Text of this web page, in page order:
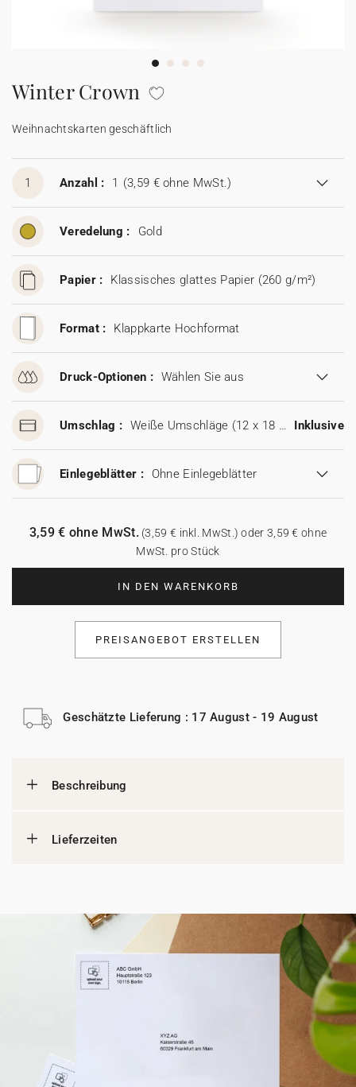
Aufkleber
Winter Crown
Weihnachtskarten geschäftlich
1 Anzahl : 1 (3,59 € ohne MwSt.)
Veredelung : Gold
Papier : Klassisches glattes Papier (260 g/m²)
Format : Klappkarte Hochformat
Druck-Optionen : Wählen Sie aus
Umschlag : Weiße Umschläge (12 x 18 cm) Inklusive
Einlegeblätter : Ohne Einlegeblätter
IN DEN WARENKORB
3,59 € ohne MwSt.(3,59 € inkl. MwSt.) oder 3,59 € ohne
MwSt. pro Stück
PREISANGEBOT ERSTELLEN
Geschätzte Lieferung : 17 August - 19 August
Beschreibung
Lieferzeiten